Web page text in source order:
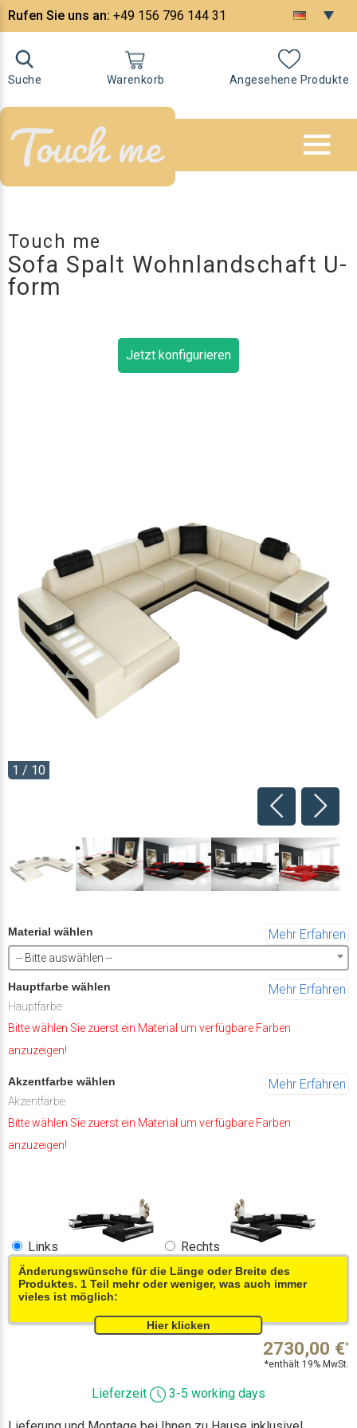
Rufen Sie uns an: +49 156 796 144 31
Suche Warenkorb Angesehene Produkte
Touch me
Sofa Spalt Wohnlandschaft U-
form
Jetzt konfigurieren
1 / 10
Material wählen Mehr Erfahren
-- Bitte auswählen --
Hauptfarbe wählen Mehr Erfahren
Hauptfarbe
Bitte wählen Sie zuerst ein Material um verfügbare Farben
anzuzeigen!
Akzentfarbe wählen Mehr Erfahren
Akzentfarbe
Bitte wählen Sie zuerst ein Material um verfügbare Farben
anzuzeigen!
Links Rechts
Änderungswünsche für die Länge oder Breite des
Produktes. 1 Teil mehr oder weniger, was auch immer
vieles ist möglich:
2730,00 €*
*enthält 19% MwSt.
Lieferzeit 3-5 working days